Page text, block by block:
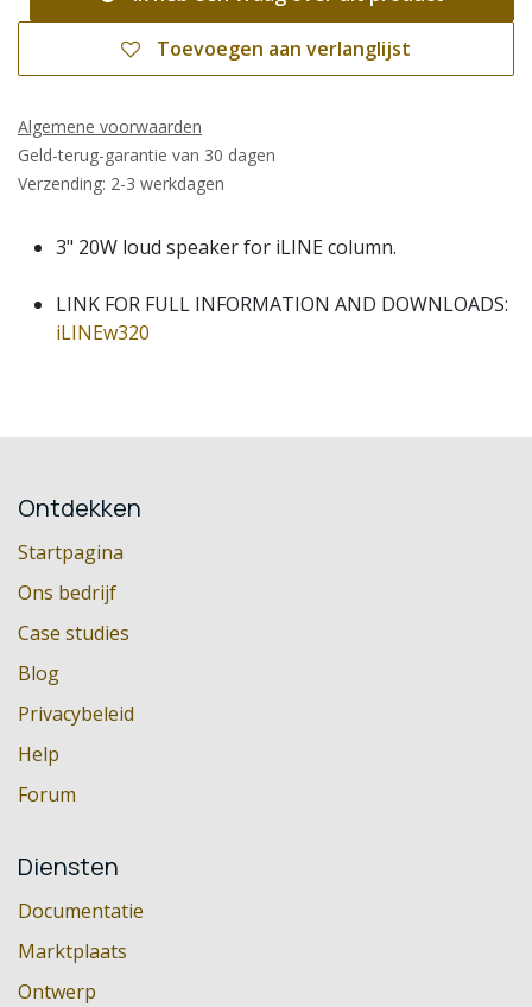
Toevoegen aan verlanglijst
Algemene voorwaarden
Geld-terug-garantie van 30 dagen
Verzending: 2-3 werkdagen
3" 20W loud speaker for iLINE column.
LINK FOR FULL INFORMATION AND DOWNLOADS:
iLINEw320
Ontdekken
Startpagina
Ons bedrijf
Case studies
Blog
Privacybeleid
Help
Forum
Diensten
Documentatie
Marktplaats
Ontwerp